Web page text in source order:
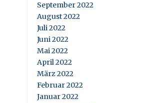
September 2022
August 2022
Juli 2022
Juni 2022
Mai 2022
April 2022
März 2022
Februar 2022
Januar 2022